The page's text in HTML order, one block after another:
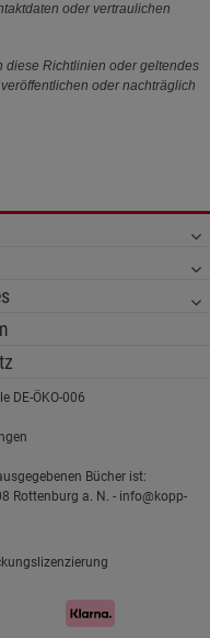
oder vertraulichen
diese Richtlinien oder geltendes
oder nachträglich
DE-ÖKO-006
Bücher ist:
Rottenburg a. N. - info@kopp-